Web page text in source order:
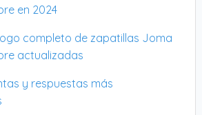
en 2024
completo de zapatillas Joma
actualizadas
y respuestas más